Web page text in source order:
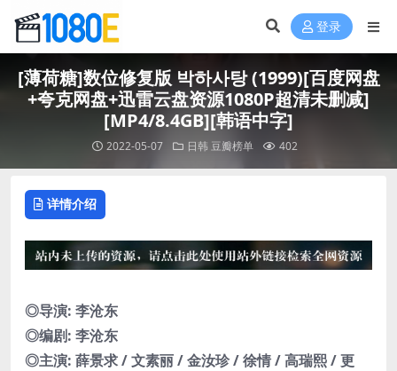
登录
[薄荷糖]数位修复版 박하사탕 (1999)[百度网盘
+夸克网盘+迅雷云盘资源1080P超清未删减]
[MP4/8.4GB][韩语中字]
2022-05-07 日韩 豆瓣榜单 402
详情介绍
◎导演: 李沧东
◎编剧: 李沧东
◎主演: 薛景求 / 文素丽 / 金汝珍 / 徐情 / 高瑞熙 / 更